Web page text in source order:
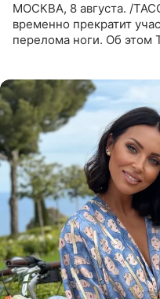
МОСКВА, 8 августа. /
временно прекратит
перелома ноги. Об